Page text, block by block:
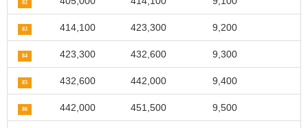
82
83 414,100 423,300 9,200
84 423,300 432,600 9,300
85 432,600 442,000 9,400
86 442,000 451,500 9,500